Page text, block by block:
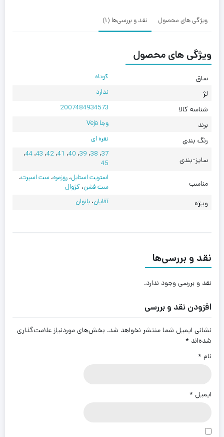
ویژگی های محصول نقد و بررسی‌ها (1)
ویژگی های محصول
ساق کوتاه
لژ ندارد
شناسه کالا 2007484934573
برند وجا Veja
رنگ بندی نقره ای
سایز-بندی
37، 38، 39، 40، 41،42، 43،44،
45
مناسب
استریت استایل،روزمره،ست اسپرت،
ست فشن، کژوال
ویژه آقایان،بانوان
نقد و بررسی‌ها
نقد و بررسی وجود ندارد.
افزودن نقد و بررسی
نشانی ایمیل شما منتشر نخواهد شد. بخش‌های موردنیاز علامت‌گذاری
شده‌اند *
نام *
ایمیل *